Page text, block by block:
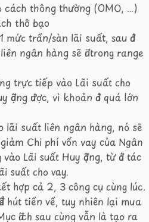
cách thông thường (OMO, …)
thô bạo
trần/sàn lãi suất, sau đó
ngân hàng sẽ đi trong range
trực tiếp vào Lãi suất cho
động được, vì khoản đó quá lớn
lãi suất liên ngân hàng, nó sẽ
Chi phí vốn vay của Ngân
vào Lãi suất Huy động, từ đó tác
suất cho vay.
hợp cả 2, 3 công cụ cùng lúc.
hút tiền về, tuy nhiên lại mua
đích sau cùng vẫn là tạo ra